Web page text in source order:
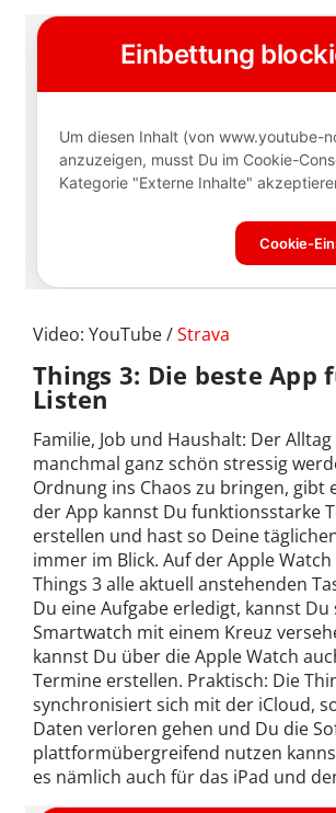
Video: YouTube /Strava
Things 3: Die beste App
Listen
Familie, Job und Haushalt: Der
manchmal ganz schön stressig
Ordnung ins Chaos zu bringen, gibt
der App kannst Du funktionsstarke
erstellen und hast so Deine
immer im Blick. Auf der Apple
Things 3 alle aktuell anstehenden
Du eine Aufgabe erledigt, kannst Du
Smartwatch mit einem Kreuz
kannst Du über die Apple Watch
Termine erstellen. Praktisch: Die
synchronisiert sich mit der iCloud,
Daten verloren gehen und Du die
plattformübergreifend nutzen
es nämlich auch für das iPad und